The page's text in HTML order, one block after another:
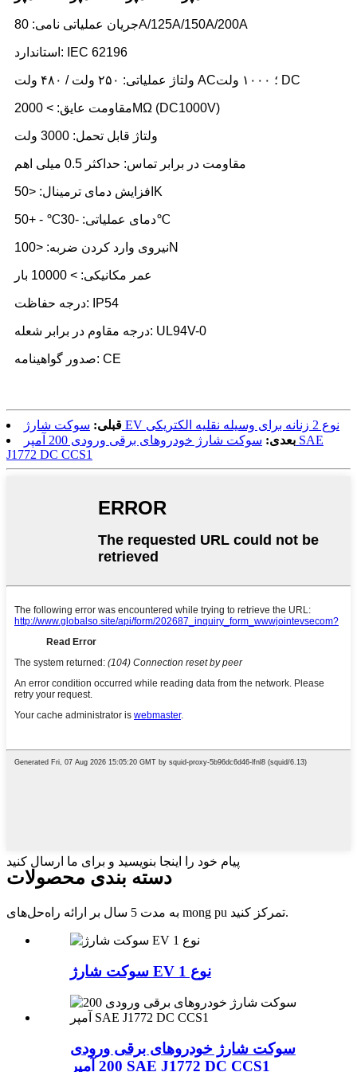
جریان عملیاتی نامی: 80A/125A/150A/200A
استاندارد: IEC 62196
ولتاژ عملیاتی: ۲۵۰ ولت / ۴۸۰ ولت AC؛ ۱۰۰۰ ولت DC
مقاومت عایق: > 2000MΩ (DC1000V)
ولتاژ قابل تحمل: 3000 ولت
مقاومت در برابر تماس: حداکثر 0.5 میلی اهم
افزایش دمای ترمینال: <50K
دمای عملیاتی: -30℃ - +50℃
نیروی وارد کردن ضربه: <100N
عمر مکانیکی: > 10000 بار
درجه حفاظت: IP54
درجه مقاوم در برابر شعله: UL94V-0
صدور گواهینامه: CE
قبلی:
سوکت شارژ EV نوع 2 زنانه برای وسیله نقلیه الکتریکی
بعدی:
سوکت شارژ خودروهای برقی ورودی 200 آمپر SAE
J1772 DC CCS1
پیام خود را اینجا بنویسید و برای ما ارسال کنید
دسته بندی محصولات
به مدت 5 سال بر ارائه راه‌حل‌های mong pu تمرکز کنید.
سوکت شارژ EV نوع 1
سوکت شارژ خودروهای برقی ورودی
200 آمپر SAE J1772 DC CCS1